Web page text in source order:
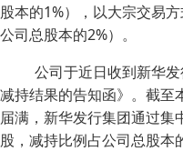
股本的1%），以大宗交易
公司总股本的2%）。
公司于近日收到新华
减持结果的告知函》。截至
届满，新华发行集团通过集
股，减持比例占公司总股本